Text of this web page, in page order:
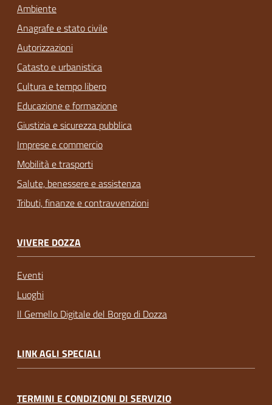
Ambiente
Anagrafe e stato civile
Autorizzazioni
Catasto e urbanistica
Cultura e tempo libero
Educazione e formazione
Giustizia e sicurezza pubblica
Imprese e commercio
Mobilità e trasporti
Salute, benessere e assistenza
Tributi, finanze e contravvenzioni
VIVERE DOZZA
Eventi
Luoghi
Il Gemello Digitale del Borgo di Dozza
LINK AGLI SPECIALI
TERMINI E CONDIZIONI DI SERVIZIO